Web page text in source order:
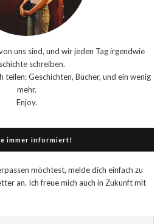
uns sind, und wir jeden Tag irgendwie
schreiben.
teilen: Geschichten, Bücher, und ein wenig
mehr.
Enjoy.
immer informiert!
möchtest, melde dich einfach zu
an. Ich freue mich auch in Zukunft mit